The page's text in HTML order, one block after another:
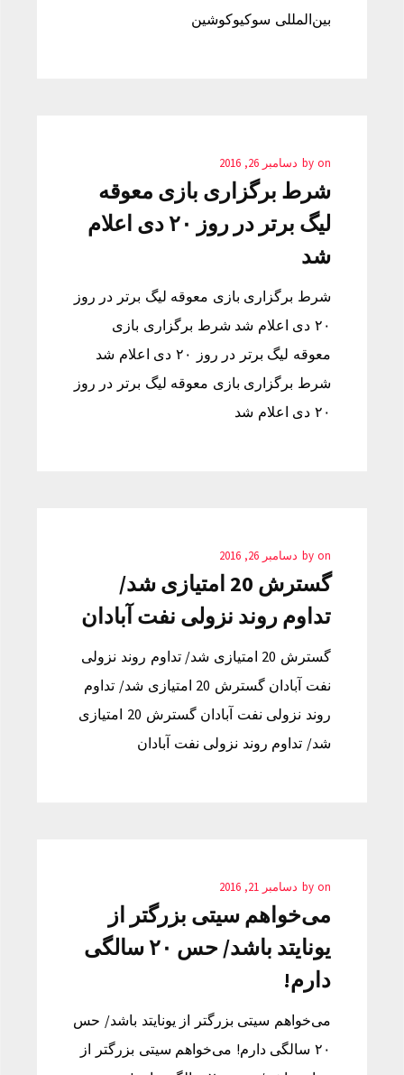
بین‌المللی سوکیوکوشین
by on دسامبر 26, 2016
شرط برگزاری بازی معوقه
لیگ برتر در روز ۲۰ دی اعلام
شد
شرط برگزاری بازی معوقه لیگ برتر در روز
۲۰ دی اعلام شد شرط برگزاری بازی
معوقه لیگ برتر در روز ۲۰ دی اعلام شد
شرط برگزاری بازی معوقه لیگ برتر در روز
۲۰ دی اعلام شد
by on دسامبر 26, 2016
گسترش 20 امتیازی شد/
تداوم روند نزولی نفت آبادان
گسترش 20 امتیازی شد/ تداوم روند نزولی
نفت آبادان گسترش 20 امتیازی شد/ تداوم
روند نزولی نفت آبادان گسترش 20 امتیازی
شد/ تداوم روند نزولی نفت آبادان
by on دسامبر 21, 2016
می‌خواهم سیتی بزرگتر از
یونایتد باشد/ حس ۲۰ سالگی
دارم!
می‌خواهم سیتی بزرگتر از یونایتد باشد/ حس
۲۰ سالگی دارم! می‌خواهم سیتی بزرگتر از